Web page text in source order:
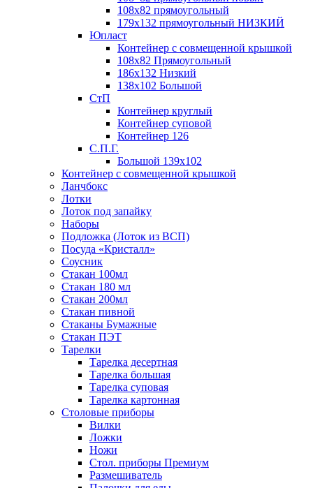
108х82 прямоугольный
179х132 прямоугольный НИЗКИЙ
Юпласт
Контейнер с совмещенной крышкой
108х82 Прямоугольный
186х132 Низкий
138х102 Большой
СтП
Контейнер круглый
Контейнер суповой
Контейнер 126
С.П.Г.
Большой 139х102
Контейнер с совмещенной крышкой
Ланчбокс
Лотки
Лоток под запайку
Наборы
Подложка (Лоток из ВСП)
Посуда «Кристалл»
Соусник
Стакан 100мл
Стакан 180 мл
Стакан 200мл
Стакан пивной
Стаканы Бумажные
Стакан ПЭТ
Тарелки
Тарелка десертная
Тарелка большая
Тарелка суповая
Тарелка картонная
Столовые приборы
Вилки
Ложки
Ножи
Стол. приборы Премиум
Размешиватель